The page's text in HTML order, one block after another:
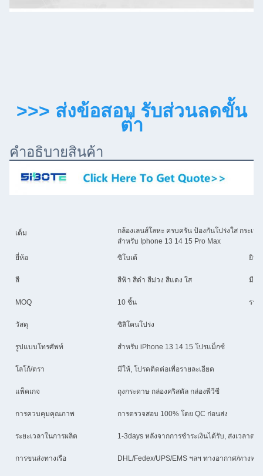
>>> ส่งข้อสอบ รับส่วนลดขั้น
ต่ํา
คําอธิบายสินค้า
เต็ม
กล้องเลนส์โลหะ ครบครัน ป้องกันโปร่งใส กระเ
สําหรับ Iphone 13 14 15 Pro Max
ยี่ห้อ
ซิโบเต้ ยินดี
สี สีฟ้า สีดํา สีม่วง สีแดง ใส มีห
MOQ 10 ชิ้น รา
วัสดุ ซิลิโคนโปร่ง
รูปแบบโทรศัพท์ สําหรับ iPhone 13 14 15 โปรแม็กซ์
โลโก้/ตรา มีให้, โปรดติดต่อเพื่อรายละเอียด
แพ็คเกจ ถุงกระดาษ กล่องคริสตัล กล่องพีวีซี
การควบคุมคุณภาพ การตรวจสอบ 100% โดย QC ก่อนส่ง
ระยะเวลาในการผลิต 1-3days หลังจากการชําระเงินได้รับ, ส่งเวลาต
การขนส่งทางเรือ DHL/Fedex/UPS/EMS ฯลฯ ทางอากาศ/ทางท